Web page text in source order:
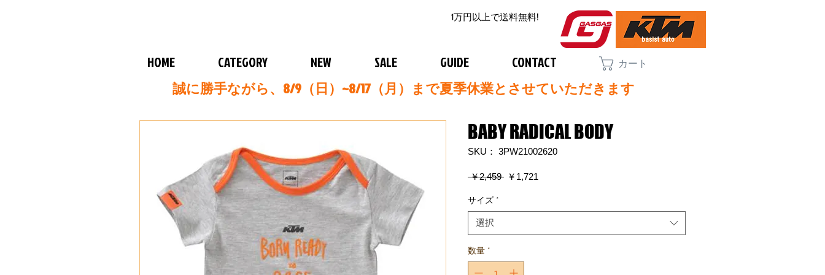
1万円以上で送料無料!
HOME CATEGORY NEW SALE GUIDE CONTACT カート
誠に勝手ながら、8/9（日）~8/17（月）まで夏季休業とさせていただきます
BABY RADICAL BODY
SKU： 3PW21002620
￥2,459 通
格
￥1,721
価
サイズ *
選択
数量 *